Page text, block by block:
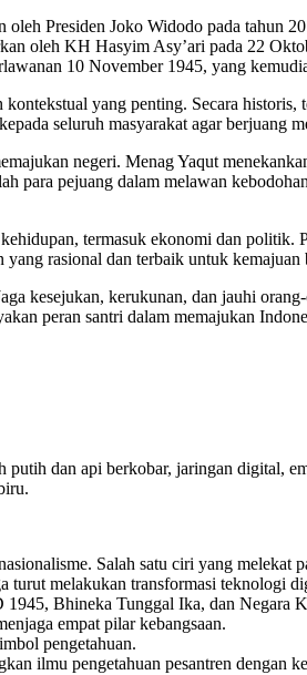
Presiden Joko Widodo pada tahun
oleh KH Hasyim Asy’ari pada 22
10 November 1945, yang
yang penting. Secara
seluruh masyarakat agar berjuang
negeri. Menag Yaqut
para pejuang dalam melawan
termasuk ekonomi dan politik.
rasional dan terbaik untuk kemajuan
kesejukan, kerukunan, dan jauhi
peran santri dalam memajukan
dan api berkobar, jaringan digital,
Salah satu ciri yang melekat
turut melakukan transformasi teknologi
Bhineka Tunggal Ika, dan Negara
empat pilar kebangsaan.
pengetahuan.
ilmu pengetahuan pesantren dengan